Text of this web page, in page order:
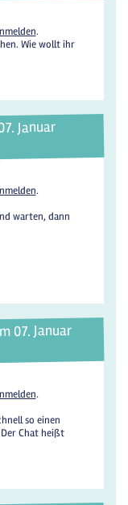
.
Wie wollt ihr
Januar
.
warten, dann
07. Januar
.
so einen
Chat heißt